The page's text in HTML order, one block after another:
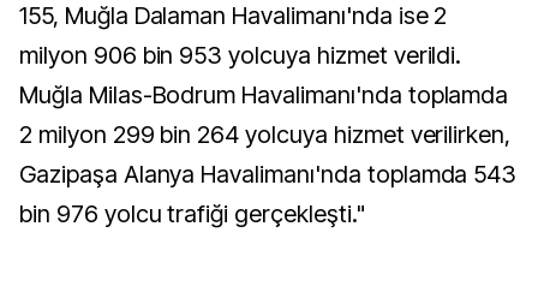
155, Muğla Dalaman Havalimanı'nda ise 2
milyon 906 bin 953 yolcuya hizmet verildi.
Muğla Milas-Bodrum Havalimanı'nda toplamda
2 milyon 299 bin 264 yolcuya hizmet verilirken,
Gazipaşa Alanya Havalimanı'nda toplamda 543
bin 976 yolcu trafiği gerçekleşti."